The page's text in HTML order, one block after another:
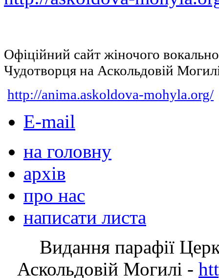
Офіційний сайт жіночого
Чудотворця на Аскольдовій
http://anima.askoldova-mohyla.org/
E-mail
на головну
архів
про нас
написати листа
Видання парафії
Аскольдовій Могилі -